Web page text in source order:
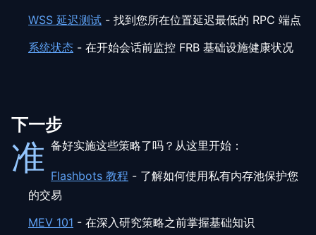
WSS 延迟测试 - 找到您所在位置延迟最低的 RPC 端点
系统状态 - 在开始会话前监控 FRB 基础设施健康状况
下一步
准 备好实施这些策略了吗？从这里开始：
Flashbots 教程 - 了解如何使用私有内存池保护您
的交易
MEV 101 - 在深入研究策略之前掌握基础知识